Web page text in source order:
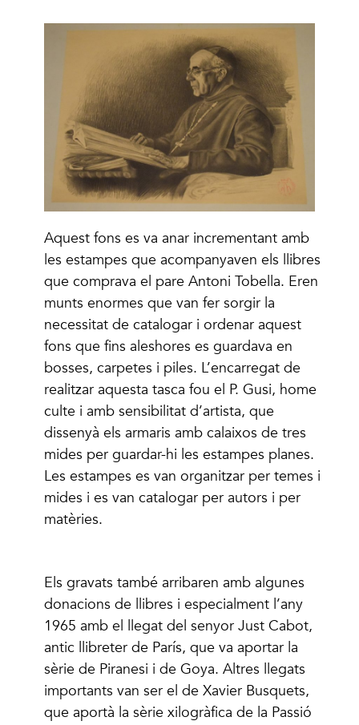
Aquest fons es va anar incrementant amb
les estampes que acompanyaven els llibres
que comprava el pare Antoni Tobella. Eren
munts enormes que van fer sorgir la
necessitat de catalogar i ordenar aquest
fons que fins aleshores es guardava en
bosses, carpetes i piles. L’encarregat de
realitzar aquesta tasca fou el P. Gusi, home
culte i amb sensibilitat d’artista, que
dissenyà els armaris amb calaixos de tres
mides per guardar-hi les estampes planes.
Les estampes es van organitzar per temes i
mides i es van catalogar per autors i per
matèries.
Els gravats també arribaren amb algunes
donacions de llibres i especialment l’any
1965 amb el llegat del senyor Just Cabot,
antic llibreter de París, que va aportar la
sèrie de Piranesi i de Goya. Altres llegats
importants van ser el de Xavier Busquets,
que aportà la sèrie xilogràfica de la Passió